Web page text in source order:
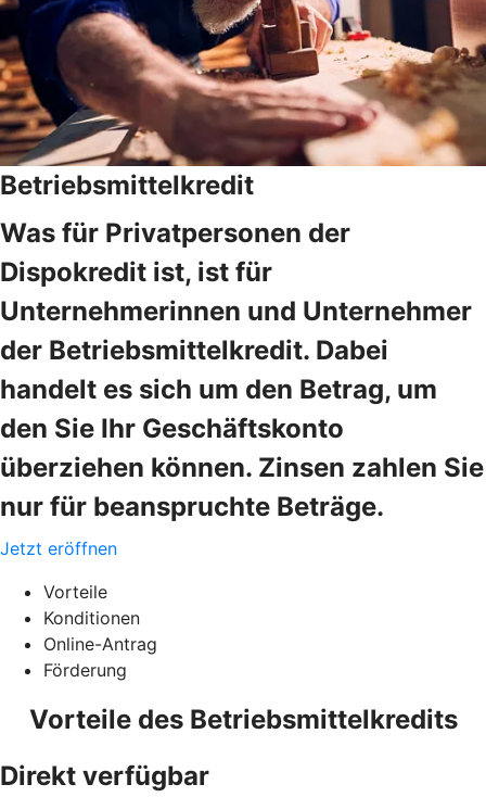
Betriebsmittelkredit
Was für Privatpersonen der
Dispokredit ist, ist für
Unternehmerinnen und Unternehmer
der Betriebsmittelkredit. Dabei
handelt es sich um den Betrag, um
den Sie Ihr Geschäftskonto
überziehen können. Zinsen zahlen Sie
nur für beanspruchte Beträge.
Jetzt eröffnen
Vorteile
Konditionen
Online-Antrag
Förderung
Vorteile des Betriebsmittelkredits
Direkt verfügbar